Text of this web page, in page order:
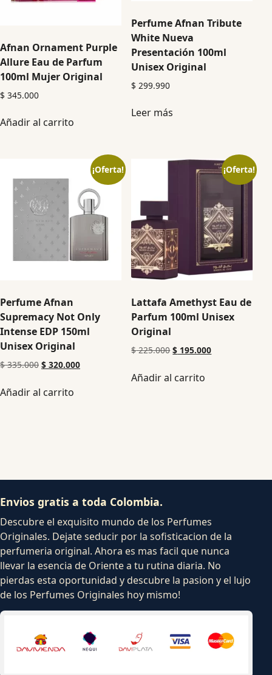
Afnan Ornament Purple
Allure Eau de Parfum
100ml Mujer Original
$ 345.000
Añadir al carrito
Perfume Afnan Tribute
White Nueva
Presentación 100ml
Unisex Original
$ 299.990
Leer más
¡Oferta!
Perfume Afnan
Supremacy Not Only
Intense EDP 150ml
Unisex Original
$335.000 $ 320.000
Añadir al carrito
¡Oferta!
Lattafa Amethyst Eau de
Parfum 100ml Unisex
Original
$225.000 $ 195.000
Añadir al carrito
Envios gratis a toda Colombia.
Descubre el exquisito mundo de los Perfumes
Originales. Dejate seducir por la sofisticacion de la
perfumeria original. Ahora es mas facil que nunca
llevar la esencia de Oriente a tu rutina diaria. No
pierdas esta oportunidad y descubre la pasion y el lujo
de los Perfumes Originales hoy mismo!